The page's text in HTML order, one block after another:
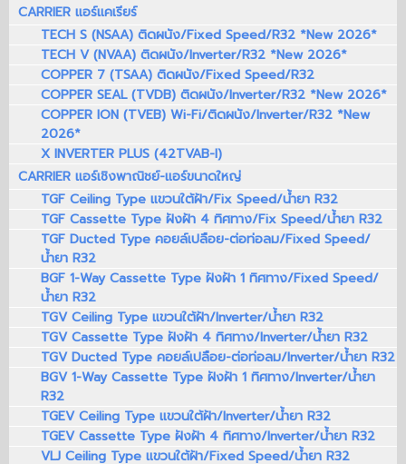
CARRIER แอร์แคเรียร์
TECH S (NSAA) ติดผนัง/Fixed Speed/R32 *New 2026*
TECH V (NVAA) ติดผนัง/Inverter/R32 *New 2026*
COPPER 7 (TSAA) ติดผนัง/Fixed Speed/R32
COPPER SEAL (TVDB) ติดผนัง/Inverter/R32 *New 2026*
COPPER ION (TVEB) Wi-Fi/ติดผนัง/Inverter/R32 *New
2026*
X INVERTER PLUS (42TVAB-I)
CARRIER แอร์เชิงพาณิชย์-แอร์ขนาดใหญ่
TGF Ceiling Type แขวนใต้ฝ้า/Fix Speed/น้ำยา R32
TGF Cassette Type ฝังฝ้า 4 ทิศทาง/Fix Speed/น้ำยา R32
TGF Ducted Type คอยล์เปลือย-ต่อท่อลม/Fixed Speed/
น้ำยา R32
BGF 1-Way Cassette Type ฝังฝ้า 1 ทิศทาง/Fixed Speed/
น้ำยา R32
TGV Ceiling Type แขวนใต้ฝ้า/Inverter/น้ำยา R32
TGV Cassette Type ฝังฝ้า 4 ทิศทาง/Inverter/น้ำยา R32
TGV Ducted Type คอยล์เปลือย-ต่อท่อลม/Inverter/น้ำยา R32
BGV 1-Way Cassette Type ฝังฝ้า 1 ทิศทาง/Inverter/น้ำยา
R32
TGEV Ceiling Type แขวนใต้ฝ้า/Inverter/น้ำยา R32
TGEV Cassette Type ฝังฝ้า 4 ทิศทาง/Inverter/น้ำยา R32
VLJ Ceiling Type แขวนใต้ฝ้า/Fixed Speed/น้ำยา R32